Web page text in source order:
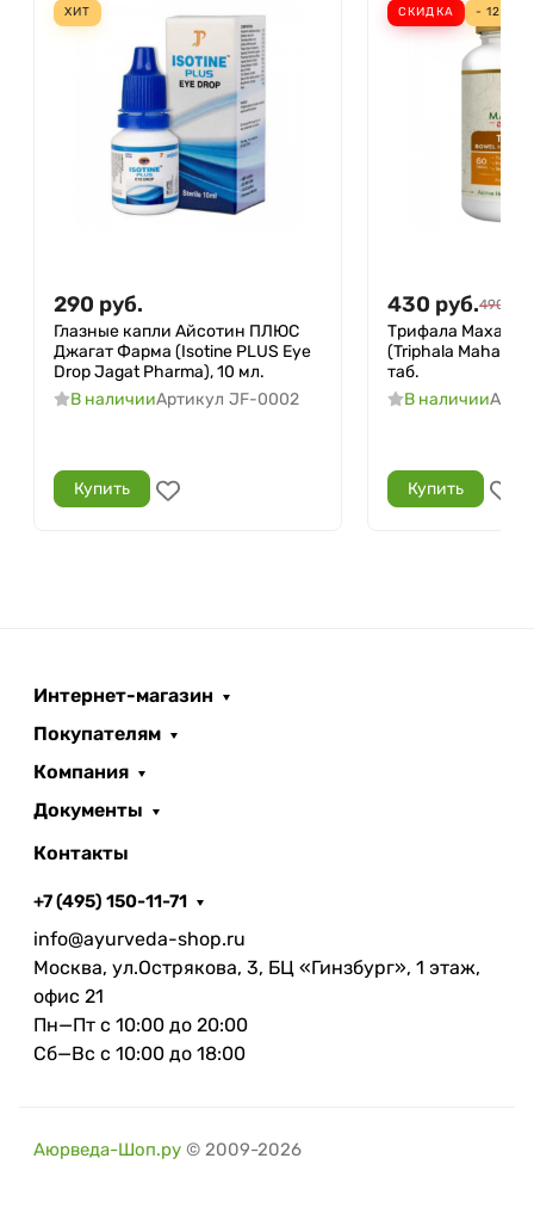
ХИТ
290 руб.
Глазные капли Айсотин ПЛЮС
Джагат Фарма (Isotine PLUS Eye
Drop Jagat Pharma), 10 мл.
В наличииАртикул JF-0002
Купить
СКИДКА - 12%
430 руб.490
Трифала
(Triphala
таб.
В наличии
Купить
Интернет-магазин
Покупателям
Компания
Документы
Контакты
+7 (495) 150-11-71
info@ayurveda-shop.ru
Москва, ул.Острякова, 3, БЦ «Гинзбург», 1 этаж,
офис 21
Пн—Пт с 10:00 до 20:00
Сб—Вс с 10:00 до 18:00
Аюрведа-Шоп.ру © 2009-2026